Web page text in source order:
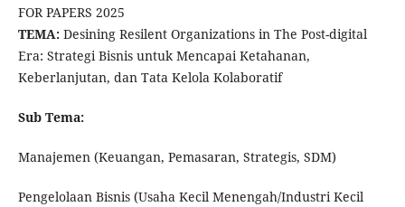
FOR PAPERS 2025
TEMA:Desining Resilent Organizations in The Post-digital
Era: Strategi Bisnis untuk Mencapai Ketahanan,
Keberlanjutan, dan Tata Kelola Kolaboratif
Sub Tema:
Manajemen (Keuangan, Pemasaran, Strategis, SDM)
Pengelolaan Bisnis (Usaha Kecil Menengah/Industri Kecil